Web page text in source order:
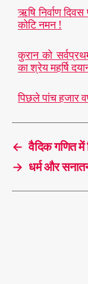
ऋषि निर्वाण
कोटि नमन !
कुरान को
का श्रेय महर्षि
पिछले पांच हजार
← वैदिक गणित में
→ धर्म और